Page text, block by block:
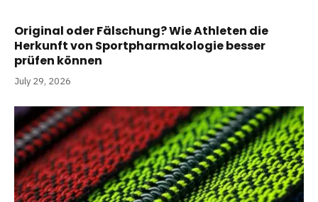
Original oder Fälschung? Wie Athleten die
Herkunft von Sportpharmakologie besser
prüfen können
July 29, 2026